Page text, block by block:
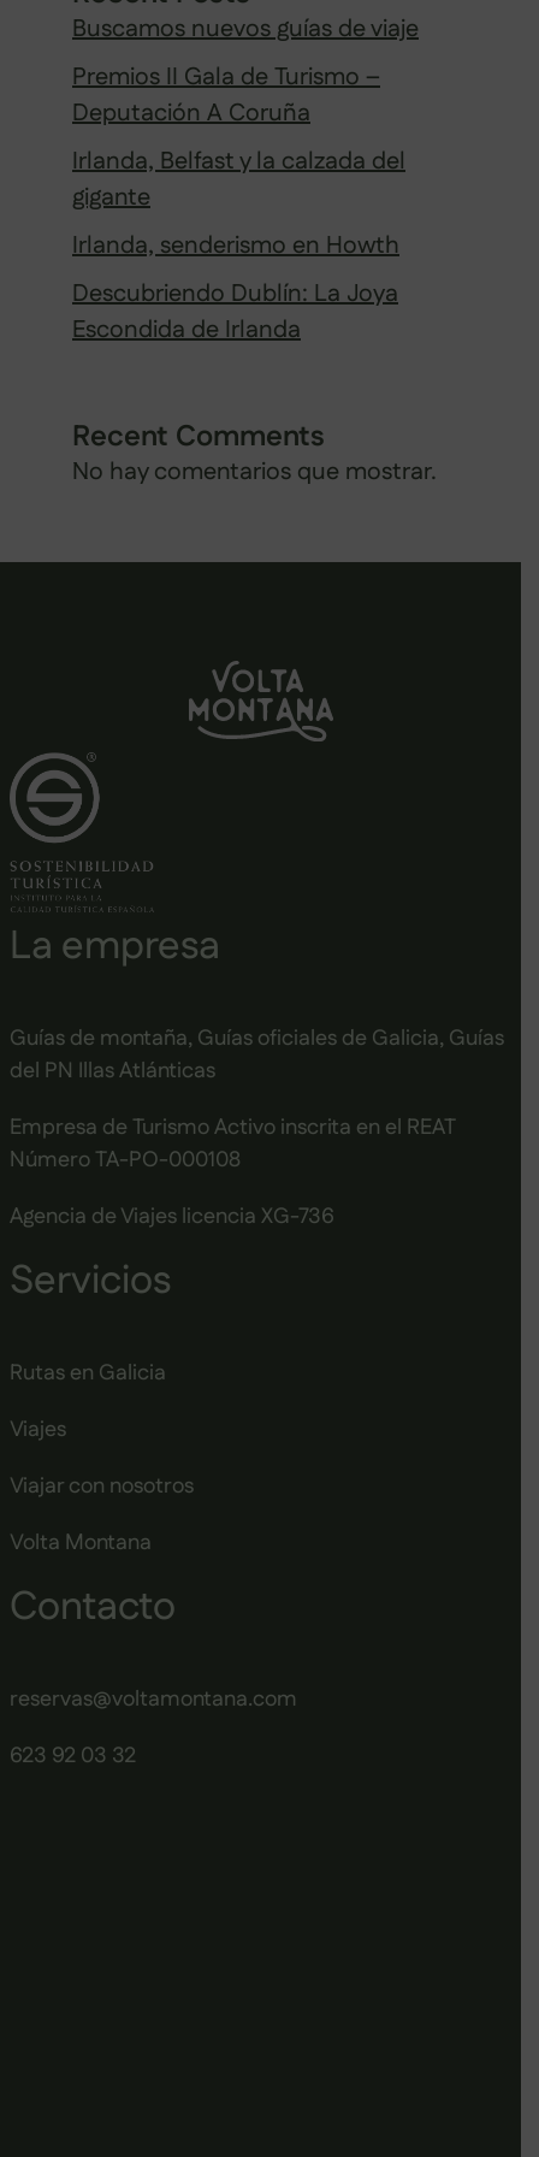
Buscamos nuevos guías de viaje
Premios II Gala de Turismo –
Deputación A Coruña
Irlanda, Belfast y la calzada del
gigante
Irlanda, senderismo en Howth
Descubriendo Dublín: La Joya
Escondida de Irlanda
Recent Comments
No hay comentarios que mostrar.
La empresa
Guías de montaña, Guías oficiales de Galicia, Guías
del PN Illas Atlánticas
Empresa de Turismo Activo inscrita en el REAT
Número TA-PO-000108
Agencia de Viajes licencia XG-736
Servicios
Rutas en Galicia
Viajes
Viajar con nosotros
Volta Montana
Contacto
reservas@voltamontana.com
623 92 03 32